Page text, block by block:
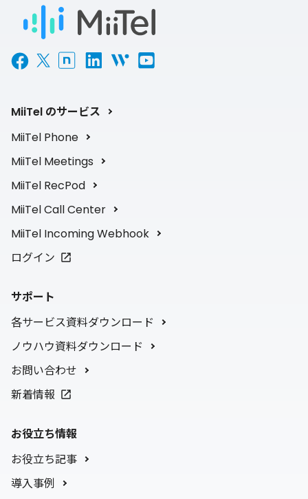
MiiTel のサービス
MiiTel Phone
MiiTel Meetings
MiiTel RecPod
MiiTel Call Center
MiiTel Incoming Webhook
ログイン
サポート
各サービス資料ダウンロード
ノウハウ資料ダウンロード
お問い合わせ
新着情報
お役立ち情報
お役立ち記事
導入事例